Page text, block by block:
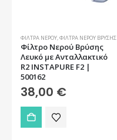
ΦΊΛΤΡΑ ΝΕΡΟΎ,ΦΊΛΤΡΑ ΝΕΡΟΎ ΒΡΎΣΗΣ
Φίλτρο Νερού Βρύσης
Λευκό με Ανταλλακτικό
R2 INSTAPURE F2 |
500162
38,00 €